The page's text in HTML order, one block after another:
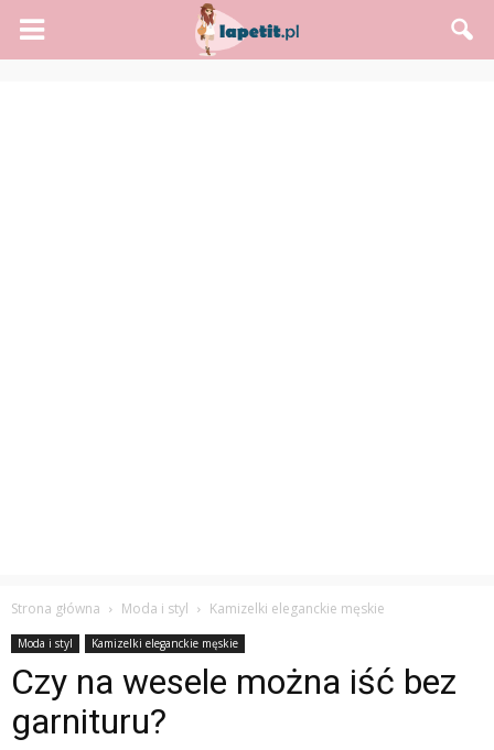
Strona główna Moda i styl Kamizelki eleganckie męskie
Moda i styl Kamizelki eleganckie męskie
Czy na wesele można iść bez
garnituru?